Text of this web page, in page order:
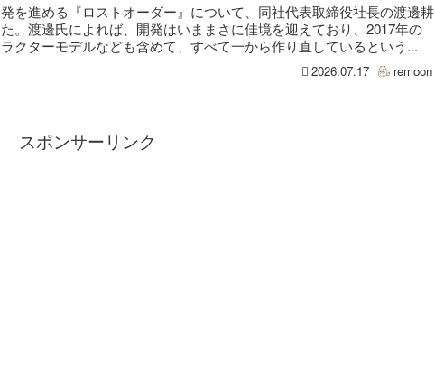
を進める『ロストオーダー』について、同社代表取締役社長の渡邊耕
。渡邊氏によれば、開発はいままさに佳境を迎えており、2017年の
クターモデルなども含めて、すべて一から作り直しているという...
2026.07.17 remoon
スポンサーリンク